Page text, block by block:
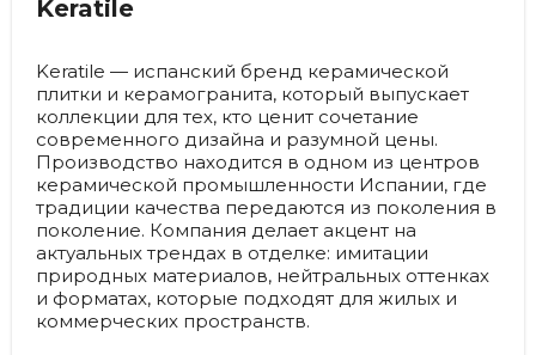
Keratile
Keratile — испанский бренд керамической
плитки и керамогранита, который выпускает
коллекции для тех, кто ценит сочетание
современного дизайна и разумной цены.
Производство находится в одном из центров
керамической промышленности Испании, где
традиции качества передаются из поколения в
поколение. Компания делает акцент на
актуальных трендах в отделке: имитации
природных материалов, нейтральных оттенках
и форматах, которые подходят для жилых и
коммерческих пространств.